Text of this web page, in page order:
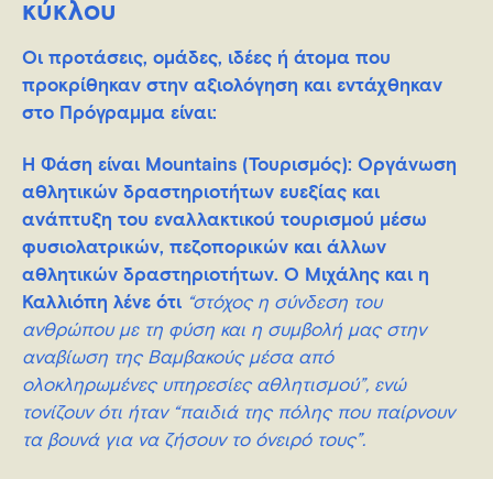
κύκλου
Οι προτάσεις, ομάδες, ιδέες ή άτομα που
προκρίθηκαν στην αξιολόγηση και εντάχθηκαν
στο Πρόγραμμα είναι:
Η Φάση είναι Mountains (Τουρισμός): Oργάνωση
αθλητικών δραστηριοτήτων ευεξίας και
ανάπτυξη του εναλλακτικού τουρισμού μέσω
φυσιολατρικών, πεζοπορικών και άλλων
αθλητικών δραστηριοτήτων. O Μιχάλης και η
Καλλιόπη λένε ότι “στόχος η σύνδεση του
ανθρώπου με τη φύση και η συμβολή μας στην
αναβίωση της Βαμβακούς μέσα από
ολοκληρωμένες υπηρεσίες αθλητισμού”, ενώ
τονίζουν ότι ήταν “παιδιά της πόλης που παίρνουν
τα βουνά για να ζήσουν το όνειρό τους”.